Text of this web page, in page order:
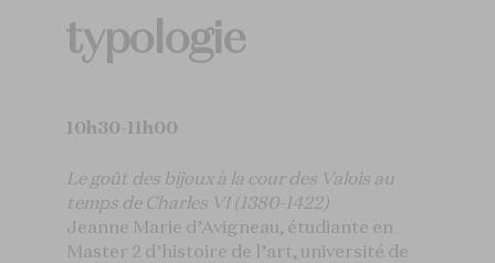
typologie
10h30-11h00
Le goût des bijoux à la cour des Valois au
temps de Charles VI (1380-1422)
Jeanne Marie d’Avigneau, étudiante en
Master 2 d’histoire de l’art, université de